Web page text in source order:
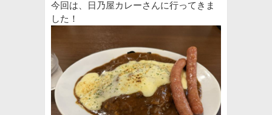
今回は、日乃屋カレーさんに行ってきま
した！